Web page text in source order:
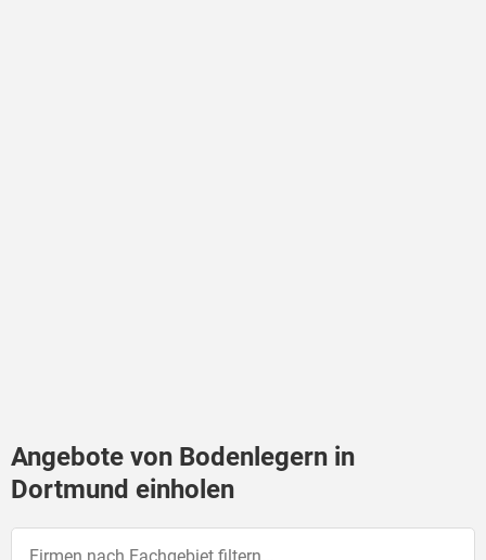
Angebote von Bodenlegern in
Dortmund einholen